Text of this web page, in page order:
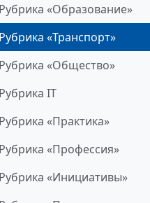
«Образование»
«Транспорт»
«Общество»
IT
«Практика»
«Профессия»
«Инициативы»